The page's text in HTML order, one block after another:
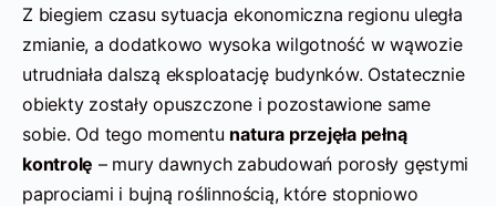
Z biegiem czasu sytuacja ekonomiczna regionu uległa
zmianie, a dodatkowo wysoka wilgotność w wąwozie
utrudniała dalszą eksploatację budynków. Ostatecznie
obiekty zostały opuszczone i pozostawione same
sobie. Od tego momentu natura przejęła pełną
kontrolę – mury dawnych zabudowań porosły gęstymi
paprociami i bujną roślinnością, które stopniowo